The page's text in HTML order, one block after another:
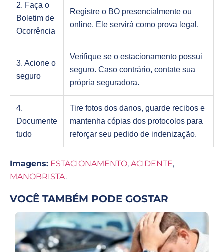
2. Faça o
Boletim de
Ocorrência
Registre o BO presencialmente ou
online. Ele servirá como prova legal.
3. Acione o
seguro
Verifique se o estacionamento possui
seguro. Caso contrário, contate sua
própria seguradora.
4.
Documente
tudo
Tire fotos dos danos, guarde recibos e
mantenha cópias dos protocolos para
reforçar seu pedido de indenização.
Imagens: ESTACIONAMENTO, ACIDENTE,
MANOBRISTA.
VOCÊ TAMBÉM PODE GOSTAR